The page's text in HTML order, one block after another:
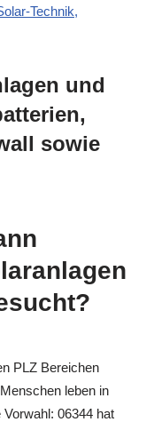
Technik,
und
sowie
PLZ Bereichen
leben in
06344 hat